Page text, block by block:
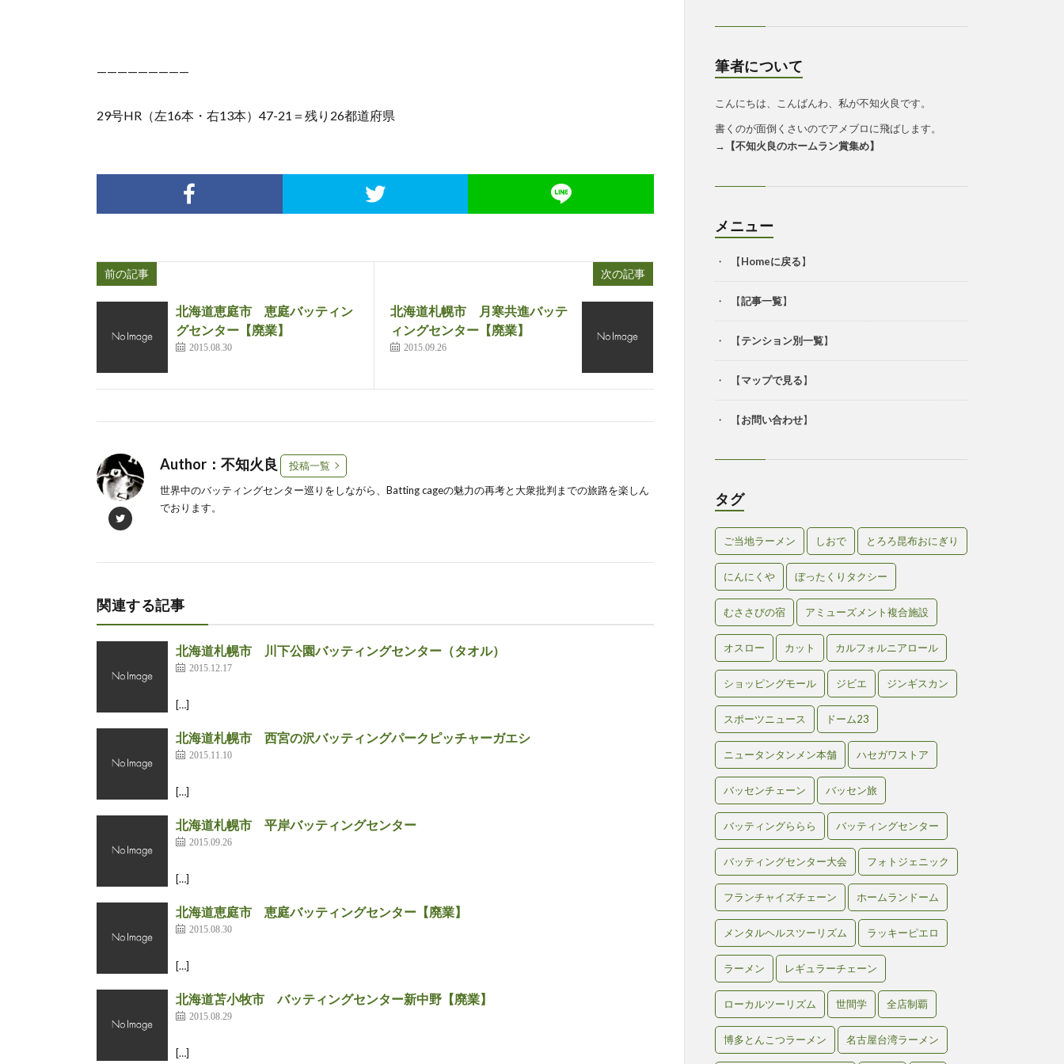
—————————
29号HR（左16本・右13本）47-21＝残り26都道府県
前の記事
北海道恵庭市 恵庭バッティン
グセンター【廃業】
2015.08.30
次の記事
北海道札幌市 月寒共進バッテ
ィングセンター【廃業】
2015.09.26
Author：不知火良
投稿一覧
世界中のバッティングセンター巡りをしながら、Batting cageの魅力の再考と大衆批判までの旅路を楽しん
でおります。
関連する記事
北海道札幌市 川下公園バッティングセンター（タオル）
2015.12.17
[…]
北海道札幌市 西宮の沢バッティングパークピッチャーガエシ
2015.11.10
[…]
北海道札幌市 平岸バッティングセンター
2015.09.26
[…]
北海道恵庭市 恵庭バッティングセンター【廃業】
2015.08.30
[…]
北海道苫小牧市 バッティングセンター新中野【廃業】
2015.08.29
[…]
筆者について
こんにちは、こんばんわ、私が不知火良です。
書くのが面倒くさいのでアメブロに飛ばします。
→
【不知火良のホームラン賞集め】
メニュー
【Homeに戻る】
【記事一覧】
【テンション別一覧】
【マップで見る】
【お問い合わせ】
タグ
ご当地ラーメン しおで とろろ昆布おにぎり
にんにくや ぼったくりタクシー
むささびの宿 アミューズメント複合施設
オスロー カット カルフォルニアロール
ショッピングモール ジビエ ジンギスカン
スポーツニュース ドーム23
ニュータンタンメン本舗 ハセガワストア
バッセンチェーン バッセン旅
バッティングららら バッティングセンター
バッティングセンター大会 フォトジェニック
フランチャイズチェーン ホームランドーム
メンタルヘルスツーリズム ラッキーピエロ
ラーメン レギュラーチェーン
ローカルツーリズム 世間学 全店制覇
博多とんこつラーメン 名古屋台湾ラーメン